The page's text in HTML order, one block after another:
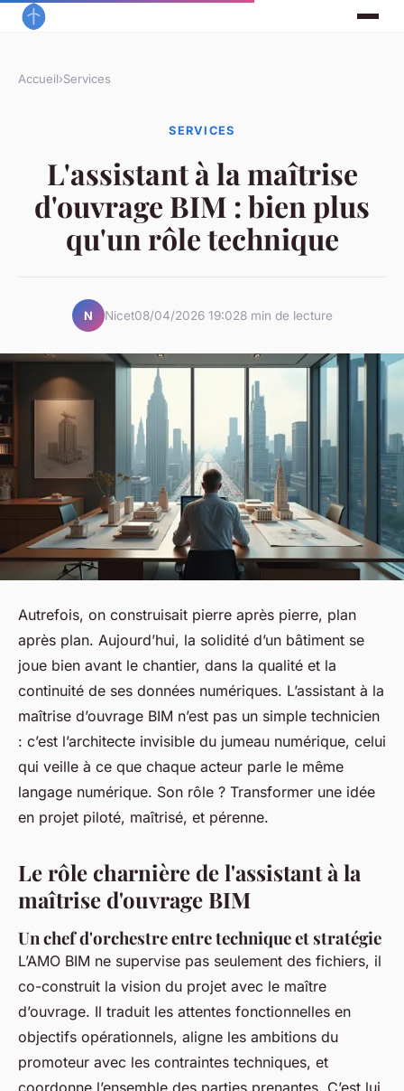
Accueil›Services
SERVICES
L'assistant à la maîtrise
d'ouvrage BIM : bien plus
qu'un rôle technique
N Nicet08/04/2026 19:028 min de lecture
Autrefois, on construisait pierre après pierre, plan
après plan. Aujourd’hui, la solidité d’un bâtiment se
joue bien avant le chantier, dans la qualité et la
continuité de ses données numériques. L’assistant à la
maîtrise d’ouvrage BIM n’est pas un simple technicien
: c’est l’architecte invisible du jumeau numérique, celui
qui veille à ce que chaque acteur parle le même
langage numérique. Son rôle ? Transformer une idée
en projet piloté, maîtrisé, et pérenne.
Le rôle charnière de l'assistant à la
maîtrise d'ouvrage BIM
Un chef d'orchestre entre technique et stratégie
L’AMO BIM ne supervise pas seulement des fichiers, il
co-construit la vision du projet avec le maître
d’ouvrage. Il traduit les attentes fonctionnelles en
objectifs opérationnels, aligne les ambitions du
promoteur avec les contraintes techniques, et